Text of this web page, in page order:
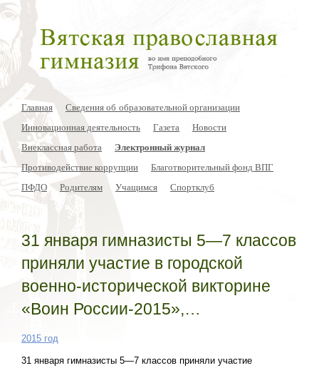
Главная
Сведения об образовательной организации
Инновационная деятельность
Газета
Новости
Внеклассная работа
Электронный журнал
Противодействие коррупции
Благотворительный фонд ВПГ
ПФДО
Родителям Учащимся Спортклуб
31 января гимназисты 5—7 классов
приняли участие в городской
военно-исторической викторине
«Воин России-2015»,…
2015 год
31 января гимназисты 5—7 классов приняли участие